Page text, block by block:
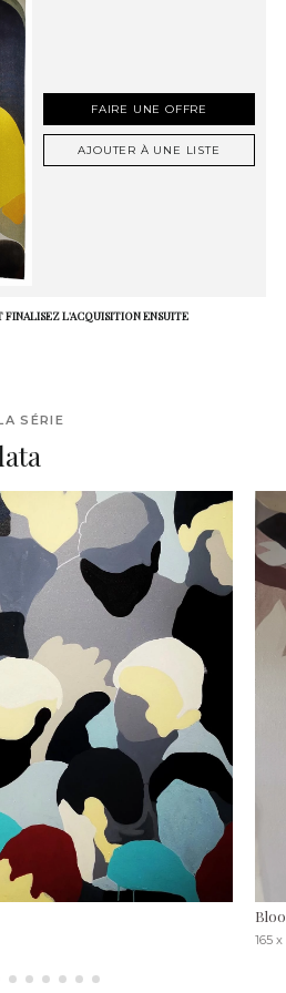
FAIRE UNE OFFRE
AJOUTER À UNE LISTE
FINALISEZ L'ACQUISITION ENSUITE
SÉRIE
165 x